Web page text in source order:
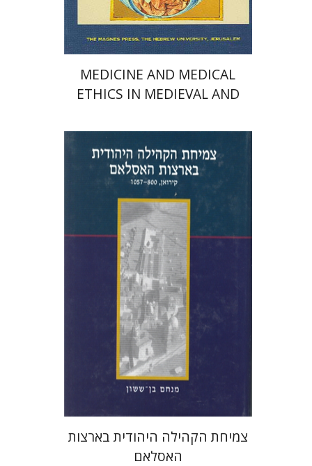
$58
MEDICINE AND MEDICAL
ETHICS IN MEDIEVAL AND
מנחם בן-ששון
הנחת אתר ספר מודפס
$46
$41
צמיחת הקהילה היהודית בארצות
האסלאם